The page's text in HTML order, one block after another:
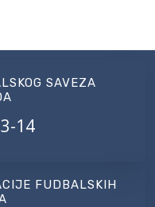
SAVEZA
14
FUDBALSKIH